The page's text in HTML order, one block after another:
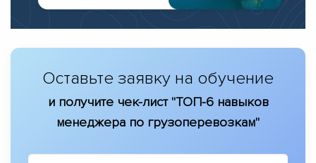
Оставьте заявку на обучение
и получите чек-лист "ТОП-6 навыков
менеджера по грузоперевозкам"